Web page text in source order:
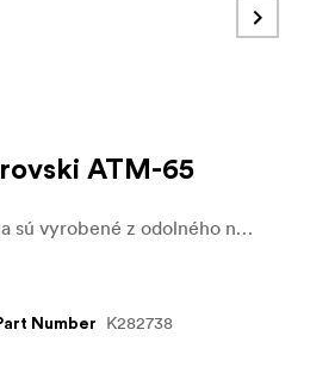
ATM-65
Puzdrá KITE Optics Skua sú vyrobené z odolného neoprénu a poskytujú vynikajúcu ochranu pre váš ďalekohľad aj v náročných podmienkach.
Number K282738